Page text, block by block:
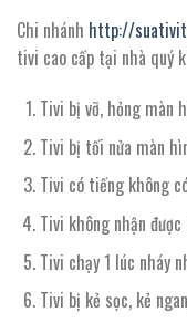
Chi nhánh http://
tivi cao cấp tại nhà quý
Tivi bị vỡ, hỏng màn
Tivi bị tối nửa màn
Tivi có tiếng không
Tivi không nhận
Tivi chạy 1 lúc nháy
Tivi bị kẻ sọc, kẻ